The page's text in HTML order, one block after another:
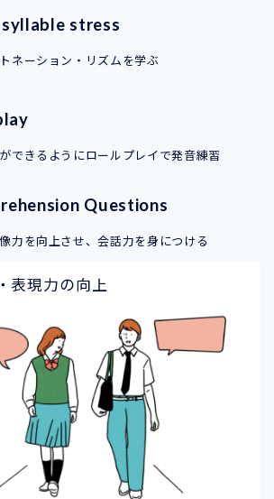
stress
ネーション・リズムを学ぶ
できるようにロールプレイで発音練習
Questions
力を向上させ、会話力を身につける
表現力の向上